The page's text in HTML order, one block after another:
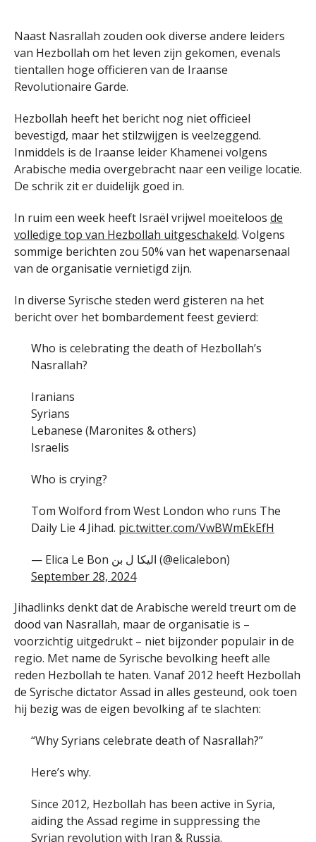
Naast Nasrallah zouden ook diverse andere leiders
van Hezbollah om het leven zijn gekomen, evenals
tientallen hoge officieren van de Iraanse
Revolutionaire Garde.
Hezbollah heeft het bericht nog niet officieel
bevestigd, maar het stilzwijgen is veelzeggend.
Inmiddels is de Iraanse leider Khamenei volgens
Arabische media overgebracht naar een veilige locatie.
De schrik zit er duidelijk goed in.
In ruim een week heeft Israël vrijwel moeiteloos de
volledige top van Hezbollah uitgeschakeld. Volgens
sommige berichten zou 50% van het wapenarsenaal
van de organisatie vernietigd zijn.
In diverse Syrische steden werd gisteren na het
bericht over het bombardement feest gevierd:
Who is celebrating the death of Hezbollah’s
Nasrallah?
Iranians
Syrians
Lebanese (Maronites & others)
Israelis
Who is crying?
Tom Wolford from West London who runs The
Daily Lie 4 Jihad. pic.twitter.com/VwBWmEkEfH
— Elica Le Bon الیکا‌ ل بن (@elicalebon)
September 28, 2024
Jihadlinks denkt dat de Arabische wereld treurt om de
dood van Nasrallah, maar de organisatie is –
voorzichtig uitgedrukt – niet bijzonder populair in de
regio. Met name de Syrische bevolking heeft alle
reden Hezbollah te haten. Vanaf 2012 heeft Hezbollah
de Syrische dictator Assad in alles gesteund, ook toen
hij bezig was de eigen bevolking af te slachten:
“Why Syrians celebrate death of Nasrallah?”
Here’s why.
Since 2012, Hezbollah has been active in Syria,
aiding the Assad regime in suppressing the
Syrian revolution with Iran & Russia.